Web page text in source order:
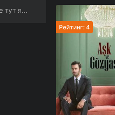
Рейтинг: 4
тут я...